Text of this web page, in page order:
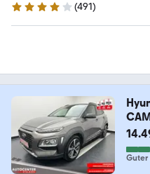
4.1 Sterne
(491)
Guter